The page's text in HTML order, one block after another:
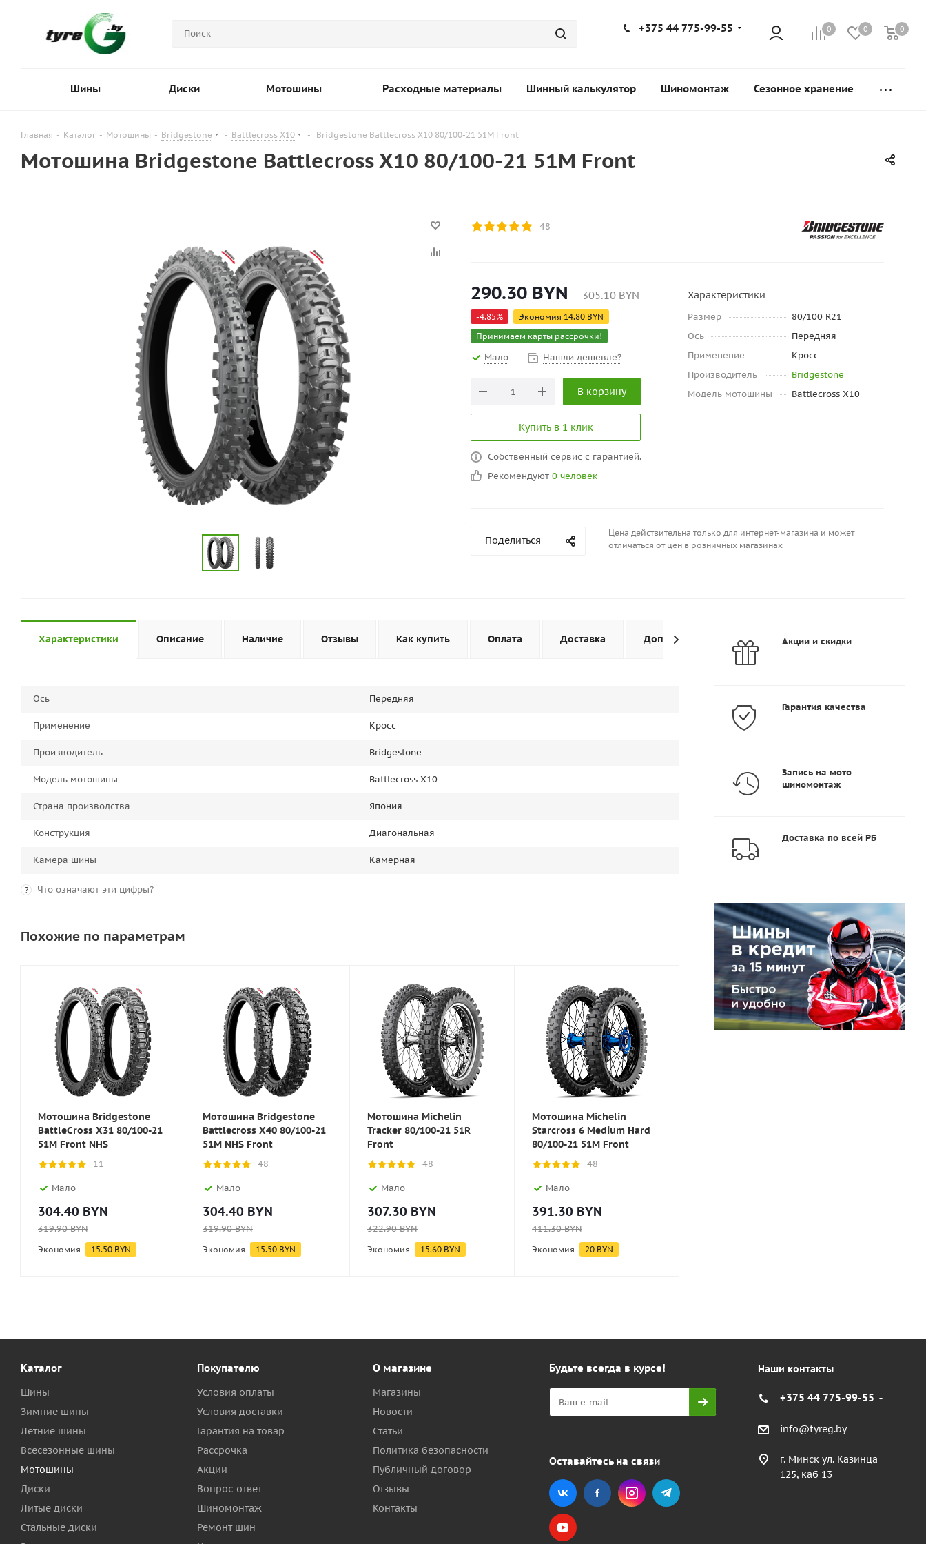
0 0 0
+375 44 775-99-55
Шины Диски Мотошины Расходные материалы Шинный калькулятор Шиномонтаж Сезонное хранение
Главная - Каталог - Мотошины - Bridgestone - Battlecross X10 - Bridgestone Battlecross X10 80/100-21 51M Front
Мотошина Bridgestone Battlecross X10 80/100-21 51M Front
48
290.30 BYN 305.10BYN
-4.85% Экономия 14.80 BYN
Принимаем карты рассрочки!
Мало Нашли дешевле?
В корзину
Купить в 1 клик
Собственный сервис с гарантией.
Рекомендуют 0 человек
Характеристики
Размер
80/100 R21
Ось
Передняя
Применение
Кросс
Производитель
Bridgestone
Модель мотошины
Battlecross X10
Поделиться
Цена действительна только для интернет-магазина и может
отличаться от цен в розничных магазинах
Характеристики Описание Наличие Отзывы Как купить Оплата Доставка Дополнительно Задать вопрос
Ось Передняя
Применение Кросс
Производитель Bridgestone
Модель мотошины Battlecross X10
Страна производства Япония
Конструкция Диагональная
Камера шины Камерная
? Что означают эти цифры?
Похожие по параметрам
Мотошина Bridgestone
BattleCross X31 80/100-21
51M Front NHS
11
Мало
304.40 BYN
319.90BYN
Экономия 15.50 BYN
Мотошина Bridgestone
Battlecross X40 80/100-21
51M NHS Front
48
Мало
304.40 BYN
319.90BYN
Экономия 15.50 BYN
Мотошина Michelin
Tracker 80/100-21 51R
Front
48
Мало
307.30 BYN
322.90BYN
Экономия 15.60 BYN
Мотошина Michelin
Starcross 6 Medium Hard
80/100-21 51M Front
48
Мало
391.30 BYN
411.30BYN
Экономия 20 BYN
Акции и скидки
Гарантия качества
Запись на мото
шиномонтаж
Доставка по всей РБ
Каталог
Шины
Зимние шины
Летние шины
Всесезонные шины
Мотошины
Диски
Литые диски
Стальные диски
Покупателю
Условия оплаты
Условия доставки
Гарантия на товар
Рассрочка
Акции
Вопрос-ответ
Шиномонтаж
Ремонт шин
О магазине
Магазины
Новости
Статьи
Политика безопасности
Публичный договор
Отзывы
Контакты
Будьте всегда в курсе!
Оставайтесь на связи
Наши контакты
+375 44 775-99-55
info@tyreg.by
г. Минск ул. Казинца
125, каб 13